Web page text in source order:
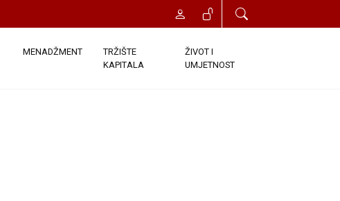
MENADŽMENT
TRŽIŠTE
KAPITALA
ŽIVOT I
UMJETNOST